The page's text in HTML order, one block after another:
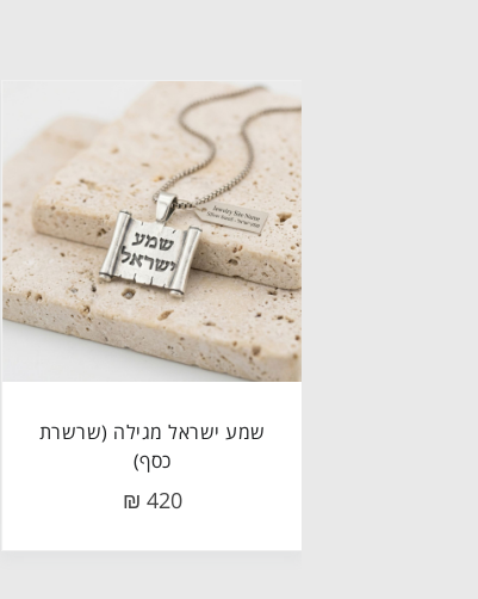
שמע ישראל מגילה (שרשרת
כסף)
420 ₪